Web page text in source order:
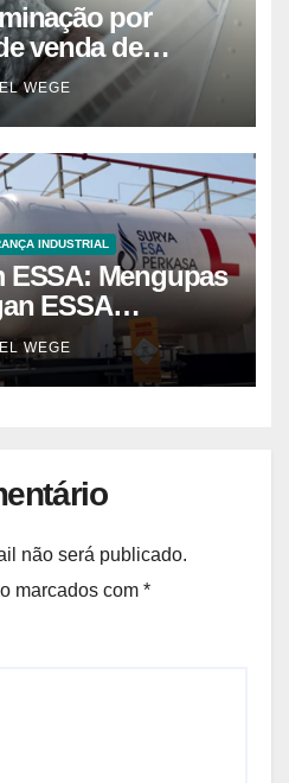
por
venda de
da América
WEGE
INDUSTRIAL
ESSA: Mengupas
ESSA
WEGE
não será publicado.
marcados com *